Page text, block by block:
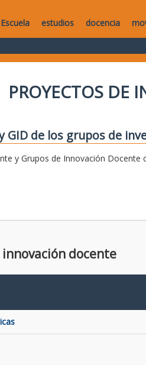
estudios docencia
PROYECTOS DE
GID de los grupos de
y Grupos de Innovación
docente